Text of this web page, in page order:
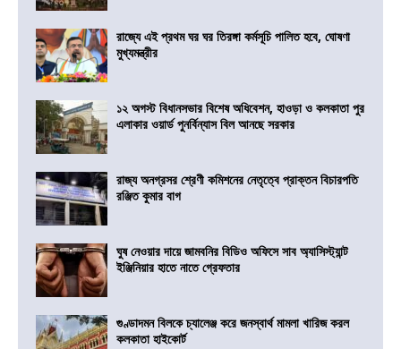
রাজ্যে এই প্রথম ঘর ঘর তিরঙ্গা কর্মসূচি পালিত হবে, ঘোষণা
মুখ্যমন্ত্রীর
১২ অগস্ট বিধানসভার বিশেষ অধিবেশন, হাওড়া ও কলকাতা পুর
এলাকার ওয়ার্ড পুনর্বিন্যাস বিল আনছে সরকার
রাজ্য অনগ্রসর শ্রেণী কমিশনের নেতৃত্বে প্রাক্তন বিচারপতি
রঞ্জিত কুমার বাগ
ঘুষ নেওয়ার দায়ে জামবনির বিডিও অফিসে সাব অ্যাসিস্ট্যান্ট
ইঞ্জিনিয়ার হাতে নাতে গ্রেফতার
গুণ্ডাদমন বিলকে চ্যালেঞ্জ করে জনস্বার্থ মামলা খারিজ করল
কলকাতা হাইকোর্ট